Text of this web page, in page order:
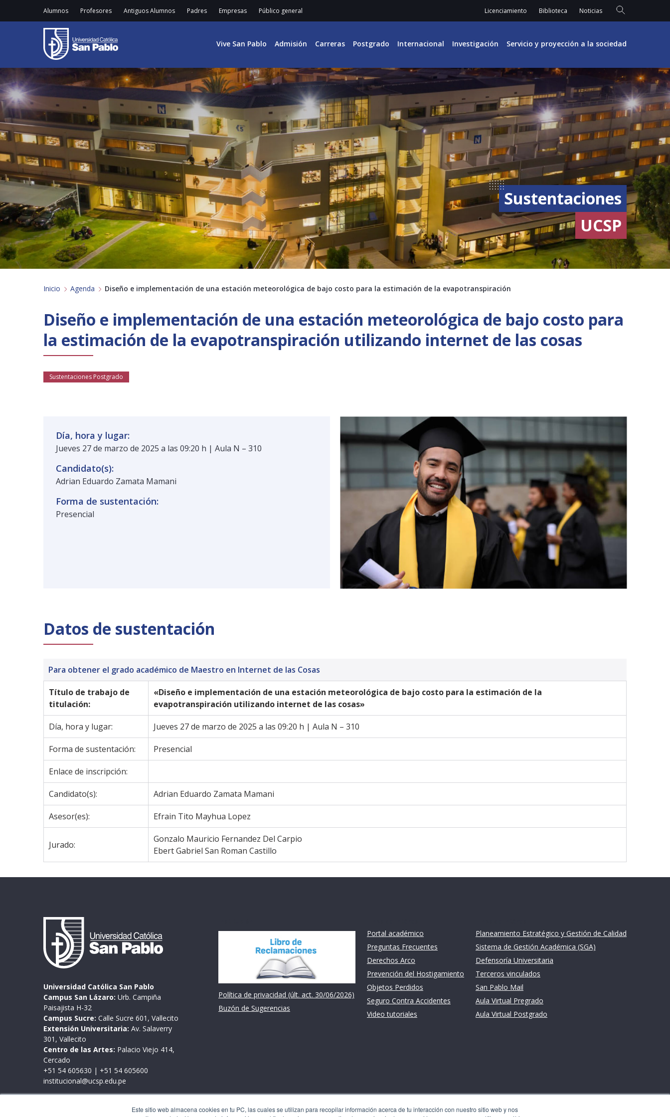
Este sitio web almacena cookies en tu PC, las cuales se utilizan para recopilar información acerca de tu interacción con nuestro sitio web y nos
Alumnos Profesores Antiguos Alumnos Padres Empresas Público general Licenciamiento Biblioteca Noticias
Vive San Pablo Admisión Carreras Postgrado Internacional Investigación Servicio y proyección a la sociedad
Sustentaciones
UCSP
Inicio Agenda Diseño e implementación de una estación meteorológica de bajo costo para la estimación de la evapotranspiración
Diseño e implementación de una estación meteorológica de bajo costo para
la estimación de la evapotranspiración utilizando internet de las cosas
Sustentaciones Postgrado
Día, hora y lugar:
Jueves 27 de marzo de 2025 a las 09:20 h | Aula N – 310
Candidato(s):
Adrian Eduardo Zamata Mamani
Forma de sustentación:
Presencial
Datos de sustentación
Para obtener el grado académico de Maestro en Internet de las Cosas
Título de trabajo de
titulación:
«Diseño e implementación de una estación meteorológica de bajo costo para la estimación de la
evapotranspiración utilizando internet de las cosas»
Día, hora y lugar: Jueves 27 de marzo de 2025 a las 09:20 h | Aula N – 310
Forma de sustentación: Presencial
Enlace de inscripción:
Candidato(s): Adrian Eduardo Zamata Mamani
Asesor(es): Efrain Tito Mayhua Lopez
Jurado:
Gonzalo Mauricio Fernandez Del Carpio
Ebert Gabriel San Roman Castillo
Universidad Católica San Pablo
Campus San Lázaro: Urb. Campiña
Paisajista H-32
Campus Sucre: Calle Sucre 601, Vallecito
Extensión Universitaria: Av. Salaverry
301, Vallecito
Centro de las Artes: Palacio Viejo 414,
Cercado
+51 54 605630 | +51 54 605600
institucional@ucsp.edu.pe
Lunes a viernes de 9:00 a 17:00 horas
Política de privacidad (últ. act. 30/06/2026)
Buzón de Sugerencias
Portal académico
Preguntas Frecuentes
Derechos Arco
Prevención del Hostigamiento
Objetos Perdidos
Seguro Contra Accidentes
Video tutoriales
Planeamiento Estratégico y Gestión de Calidad
Sistema de Gestión Académica (SGA)
Defensoría Universitaria
Terceros vinculados
San Pablo Mail
Aula Virtual Pregrado
Aula Virtual Postgrado